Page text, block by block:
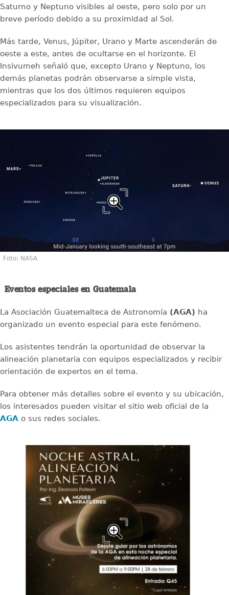
Saturno y Neptuno visibles al oeste, pero solo por un
breve período debido a su proximidad al Sol.
Más tarde, Venus, Júpiter, Urano y Marte ascenderán de
oeste a este, antes de ocultarse en el horizonte. El
Insivumeh señaló que, excepto Urano y Neptuno, los
demás planetas podrán observarse a simple vista,
mientras que los dos últimos requieren equipos
especializados para su visualización.
Foto: NASA
Eventos especiales en Guatemala
La Asociación Guatemalteca de Astronomía (AGA) ha
organizado un evento especial para este fenómeno.
Los asistentes tendrán la oportunidad de observar la
alineación planetaria con equipos especializados y recibir
orientación de expertos en el tema.
Para obtener más detalles sobre el evento y su ubicación,
los interesados pueden visitar el sitio web oficial de la
AGA o sus redes sociales.